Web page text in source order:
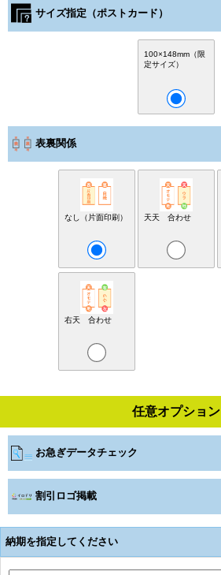
サイズ指定（ポストカード）
100×148mm（限
定サイズ）
表裏関係
なし（片面印刷） 天天 合わせ
右天 合わせ
任意オプション
お急ぎデータチェック
割引ロゴ掲載
納期を指定してください